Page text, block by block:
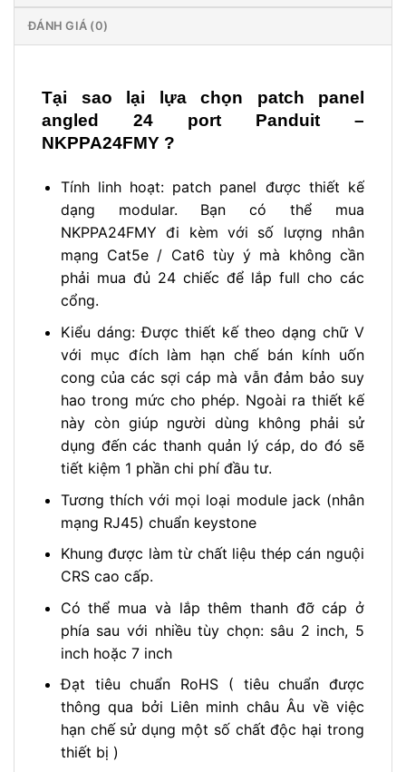
ĐÁNH GIÁ (0)
Tại sao lại lựa chọn patch panel
angled 24 port Panduit –
NKPPA24FMY ?
Tính linh hoạt: patch panel được thiết kế
dạng modular. Bạn có thể mua
NKPPA24FMY đi kèm với số lượng nhân
mạng Cat5e / Cat6 tùy ý mà không cần
phải mua đủ 24 chiếc để lắp full cho các
cổng.
Kiểu dáng: Được thiết kế theo dạng chữ V
với mục đích làm hạn chế bán kính uốn
cong của các sợi cáp mà vẫn đảm bảo suy
hao trong mức cho phép. Ngoài ra thiết kế
này còn giúp người dùng không phải sử
dụng đến các thanh quản lý cáp, do đó sẽ
tiết kiệm 1 phần chi phí đầu tư.
Tương thích với mọi loại module jack (nhân
mạng RJ45) chuẩn keystone
Khung được làm từ chất liệu thép cán nguội
CRS cao cấp.
Có thể mua và lắp thêm thanh đỡ cáp ở
phía sau với nhiều tùy chọn: sâu 2 inch, 5
inch hoặc 7 inch
Đạt tiêu chuẩn RoHS ( tiêu chuẩn được
thông qua bởi Liên minh châu Âu về việc
hạn chế sử dụng một số chất độc hại trong
thiết bị )